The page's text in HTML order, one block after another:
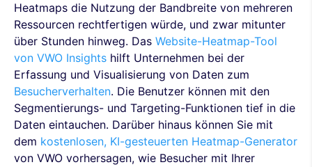
Heatmaps die Nutzung der Bandbreite von mehreren
Ressourcen rechtfertigen würde, und zwar mitunter
über Stunden hinweg. Das Website-Heatmap-Tool
von VWO Insights hilft Unternehmen bei der
Erfassung und Visualisierung von Daten zum
Besucherverhalten. Die Benutzer können mit den
Segmentierungs- und Targeting-Funktionen tief in die
Daten eintauchen. Darüber hinaus können Sie mit
dem kostenlosen, KI-gesteuerten Heatmap-Generator
von VWO vorhersagen, wie Besucher mit Ihrer